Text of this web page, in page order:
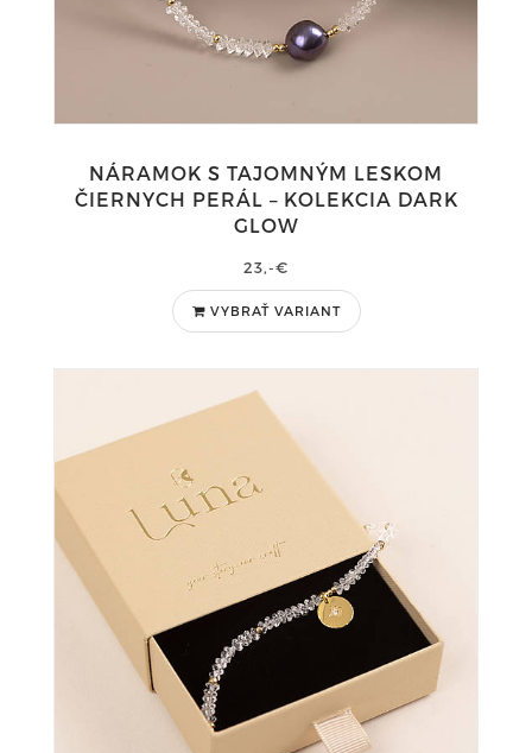
NÁRAMOK S TAJOMNÝM LESKOM
ČIERNYCH PERÁL – KOLEKCIA DARK
GLOW
23,-€
VYBRAŤ VARIANT